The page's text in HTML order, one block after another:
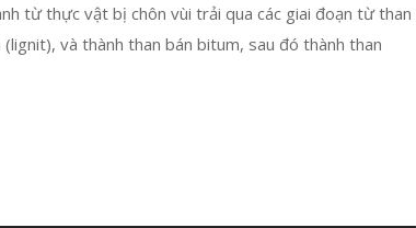
từ thực vật bị chôn vùi trải qua các giai đoạn từ than
và thành than bán bitum, sau đó thành than